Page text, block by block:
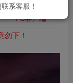
PC客户端
下！
系客服！